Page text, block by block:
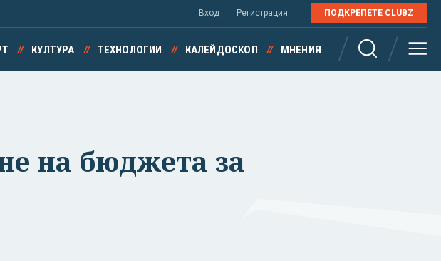
Вход Регистрация ПОДКРЕПЕТЕ CLUBZ
КУЛТУРА ТЕХНОЛОГИИ КАЛЕЙДОСКОП МНЕНИЯ
на бюджета за